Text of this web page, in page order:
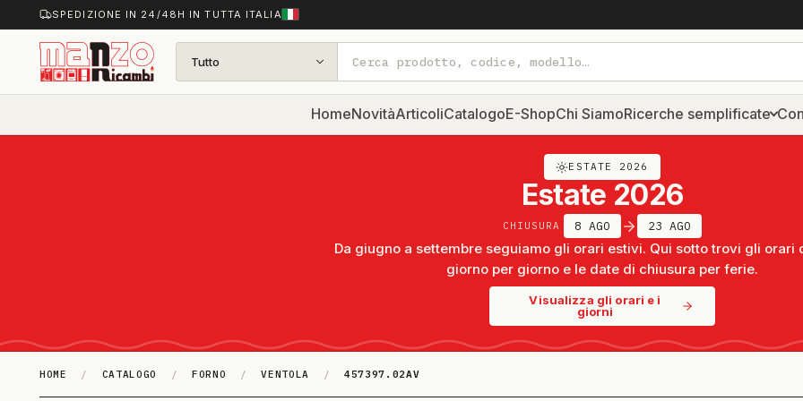
SPEDIZIONE IN 24/48H IN TUTTA ITALIA
Tutto
HomeNovitàArticoliCatalogoE-ShopChi SiamoRicerche semplificate
ESTATE 2026
Estate 2026
CHIUSURA 8 AGO 23 AGO
Da giugno a settembre seguiamo gli orari estivi. Qui sotto trovi gli orari
giorno per giorno e le date di chiusura per ferie.
Visualizza gli orari e i
giorni
HOME / CATALOGO / FORNO / VENTOLA / 457397.02AV